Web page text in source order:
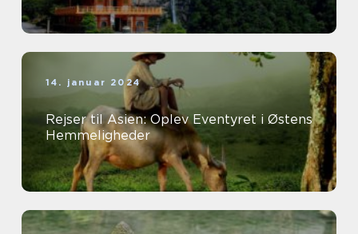
14. januar 2024
Rejser til Asien: Oplev Eventyret i Østens
Hemmeligheder